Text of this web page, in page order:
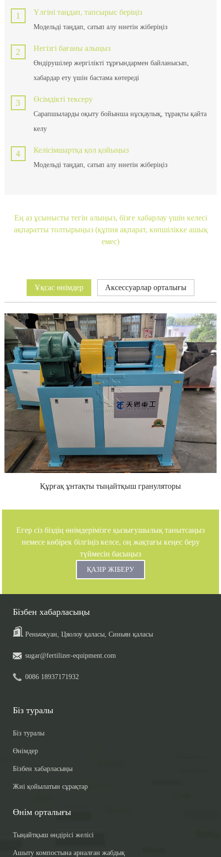
1 Үлгіні таңдап, тапсырыс беріңіз
Модельді таңдап, сатып алу ниетін жіберіңіз
2 Негізгі бағаны алыңыз
Өндірушілер жергілікті тұрғындармен байланысып,
хабардар ету үшін бастама көтереді
3 Өсімдікті тексеру
Сарапшыларды оқыту бойынша нұсқаулық, тұрақты қайта
келу
4 Келісімшартқа қол қойыңыз
Модельді таңдап, сатып алу ниетін жіберіңіз
Ең аз ұсынысты тегін алыңыз, бізге хабарлау үшін келесі
ақпаратты толтырыңыз (құпия ақпарат, көпшілікке ашық
емес)
Ұқсас өнімдер Аксессуарлар орталығы
Құрғақ ұнтақты тыңайтқыш грануляторы
Егер сіз біздің өнімдерімізге қызығушылық танытсаңыз
немесе көбірек білгіңіз келсе, оң жақтағы кеңес беру
түймесін басыңыз
ҚАЗІР ЖІБЕРУ
Бізбен хабарласыңы
Реньчжуан, Цяолоу қаласы, Синьян қаласы
sugar@fertilizer-equipment.com
0086 18937171932
Біз туралы
Біз туралы
Өнімдер
Бізбен хабарласыңы
Жиі қойылатын сұрақтар
Өнім орталығы
Тыңайтқыш өндірісі желісі
Ашыту компостына арналған жабдық